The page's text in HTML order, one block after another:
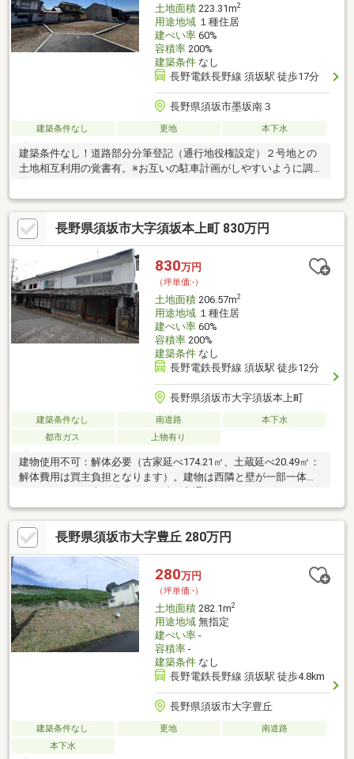
土地面積223.31m2
用途地域１種住居
建ぺい率60%
容積率200%
建築条件なし
長野電鉄長野線 須坂駅 徒歩17分
長野県須坂市墨坂南３
建築条件なし 更地 本下水
建築条件なし！道路部分分筆登記（通行地役権設定）２号地との
土地相互利用の覚書有。※お互いの駐車計画がしやすいように調
長野県須坂市大字須坂本上町 830万円
830万円
（坪単価:-）
土地面積206.57m2
用途地域１種住居
建ぺい率60%
容積率200%
建築条件なし
長野電鉄長野線 須坂駅 徒歩12分
長野県須坂市大字須坂本上町
建築条件なし 南道路
本下水
都市ガス
上物有り
建物使用不可：解体必要（古家延べ174.21㎡、土蔵延べ20.49㎡：
解体費用は買主負担となります）。建物は西隣と壁が一部一体化
長野県須坂市大字豊丘 280万円
280万円
（坪単価:-）
土地面積282.1m2
用途地域無指定
建ぺい率-
容積率-
建築条件なし
長野電鉄長野線 須坂駅 徒歩4.8km
長野県須坂市大字豊丘
建築条件なし 更地
南道路
本下水